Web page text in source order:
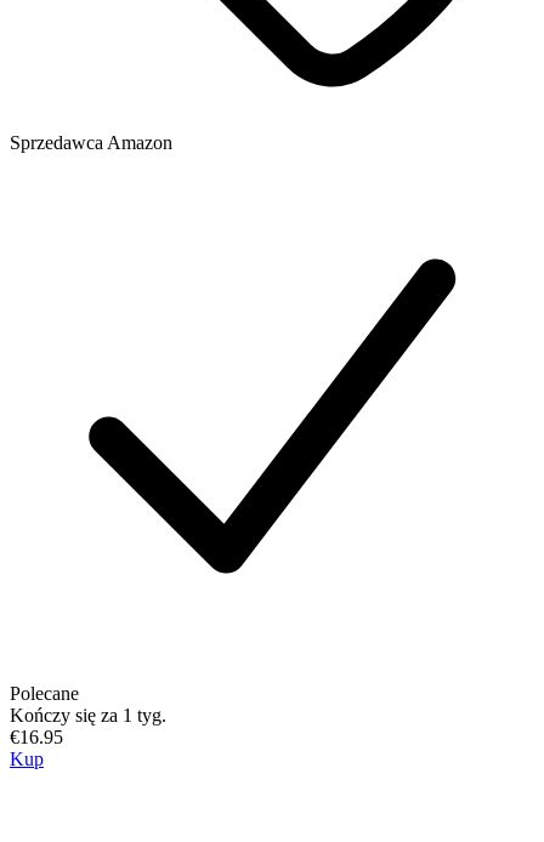
Sprzedawca Amazon
Polecane
Kończy się za 1 tyg.
€16.95
Kup